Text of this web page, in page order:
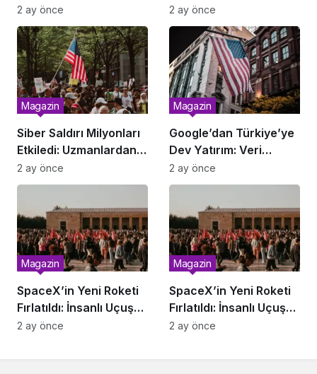
Özellikler
2 ay önce
Rapor Yayımlandı
2 ay önce
Siber Saldırı Milyonları
Etkiledi: Uzmanlardan
Uyarı
Magazin
2 ay önce
Google’dan Türkiye’ye
Dev Yatırım: Veri
Merkezi Geliyor
Magazin
2 ay önce
SpaceX’in Yeni Roketi
Fırlatıldı: İnsanlı Uçuş
Ne Zaman?
Magazin
2 ay önce
SpaceX’in Yeni Roketi
Fırlatıldı: İnsanlı Uçuş
Ne Zaman?
Magazin
2 ay önce